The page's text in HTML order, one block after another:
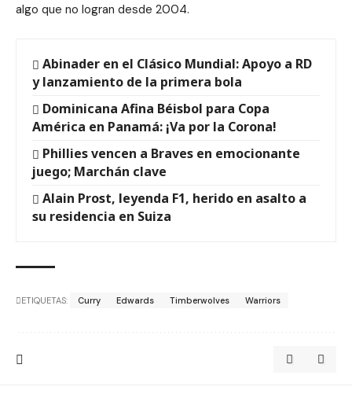
algo que no logran desde 2004.
Abinader en el Clásico Mundial: Apoyo a RD
y lanzamiento de la primera bola
Dominicana Afina Béisbol para Copa
América en Panamá: ¡Va por la Corona!
Phillies vencen a Braves en emocionante
juego; Marchán clave
Alain Prost, leyenda F1, herido en asalto a
su residencia en Suiza
ETIQUETAS: Curry Edwards Timberwolves Warriors